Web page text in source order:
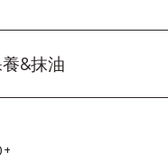
&抹油